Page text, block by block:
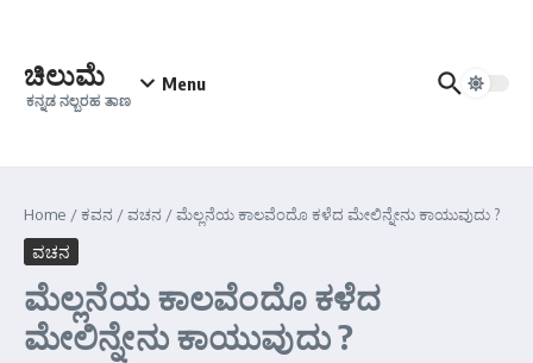
ಚಿಲುಮೆ
ಕನ್ನಡ ನಲ್ಬರಹ ತಾಣ
Menu
Home /ಕವನ /ವಚನ /ಮೆಲ್ಲನೆಯ ಕಾಲವೆಂದೊ ಕಳೆದ ಮೇಲಿನ್ನೇನು ಕಾಯುವುದು ?
ವಚನ
ಮೆಲ್ಲನೆಯ ಕಾಲವೆಂದೊ ಕಳೆದ
ಮೇಲಿನ್ನೇನು ಕಾಯುವುದು ?